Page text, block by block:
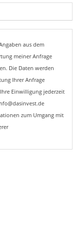
aus dem
meiner Anfrage
Die Daten werden
Ihrer Anfrage
Einwilligung jederzeit
zum Umgang mit